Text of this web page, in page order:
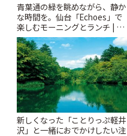
青葉通の緑を眺めながら、静か
な時間を。仙台「Echoes」で
楽しむモーニングとランチ | こ
とりっぷ
新しくなった「ことりっぷ軽井
沢」と一緒におでかけしたい注